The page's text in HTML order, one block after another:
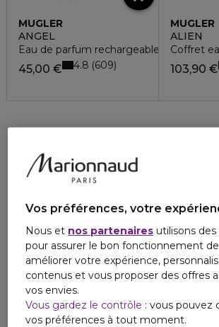
MUGLER
ANGEL
Eau de parfum rechargeable
45,00 € 4.8 609
MUGLER
ALIEN
Coffret
103,90 €
Vos préférences, votre
Nous et nos partenaires utilisons
pour assurer le bon fonctionnement
améliorer votre expérience,
contenus et vous proposer des offres
vos envies.
Vous gardez le contrôle : vous pouvez
vos préférences à tout moment.